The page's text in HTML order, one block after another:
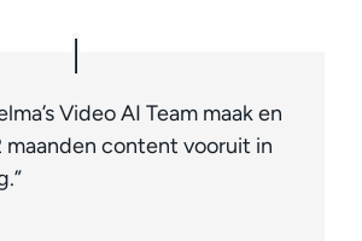
Video AI Team maak en
maanden content vooruit in